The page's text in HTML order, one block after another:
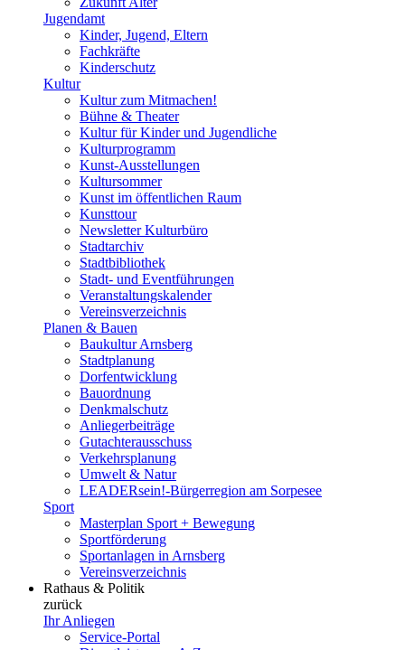
Jugendamt
Kinder, Jugend, Eltern
Fachkräfte
Kinderschutz
Kultur
Kultur zum Mitmachen!
Bühne & Theater
Kultur für Kinder und Jugendliche
Kulturprogramm
Kunst-Ausstellungen
Kultursommer
Kunst im öffentlichen Raum
Kunsttour
Newsletter Kulturbüro
Stadtarchiv
Stadtbibliothek
Stadt- und Eventführungen
Veranstaltungskalender
Vereinsverzeichnis
Planen & Bauen
Baukultur Arnsberg
Stadtplanung
Dorfentwicklung
Bauordnung
Denkmalschutz
Anliegerbeiträge
Gutachterausschuss
Verkehrsplanung
Umwelt & Natur
LEADERsein!-Bürgerregion am Sorpesee
Sport
Masterplan Sport + Bewegung
Sportförderung
Sportanlagen in Arnsberg
Vereinsverzeichnis
Rathaus & Politik
zurück
Ihr Anliegen
Service-Portal